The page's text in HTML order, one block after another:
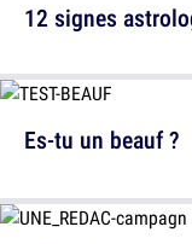
12 signes
Es-tu un beauf ?